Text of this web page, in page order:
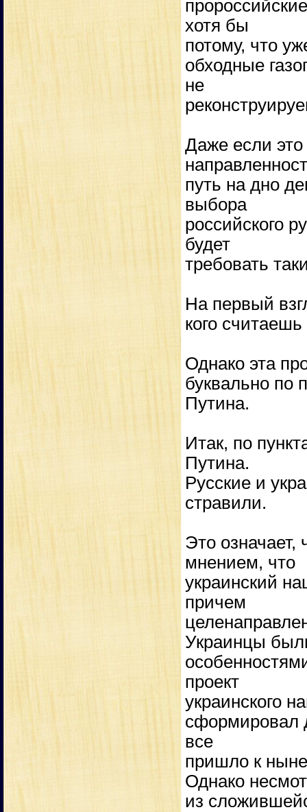
хотя бы
потому, что
обходные
не
Даже если это
путь на дно
выбора
российского
будет
требовать
На первый
кого
Однако эта
буквально по
Путина.
Итак, по
Путина.
Русские и
стравили.
Это означает,
мнением, что
украинский
причем
Украинцы
проект
украинского
сформировал
все
пришло к
Однако
из